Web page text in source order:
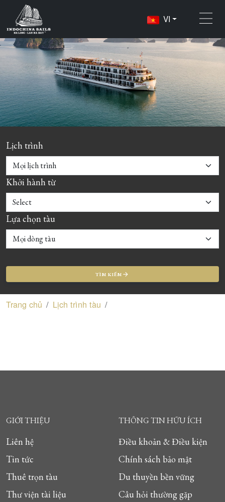
VI
Lịch trình
Khởi hành từ
Lựa chọn tàu
TÌM KIẾM
Trang chủ Lịch trình tàu
GIỚI THIỆU
Liên hệ
Tin tức
Thuê trọn tàu
Thư viện tài liệu
THÔNG TIN HỮU ÍCH
Điều khoản & Điều kiện
Chính sách bảo mật
Du thuyền bền vững
Câu hỏi thường gặp